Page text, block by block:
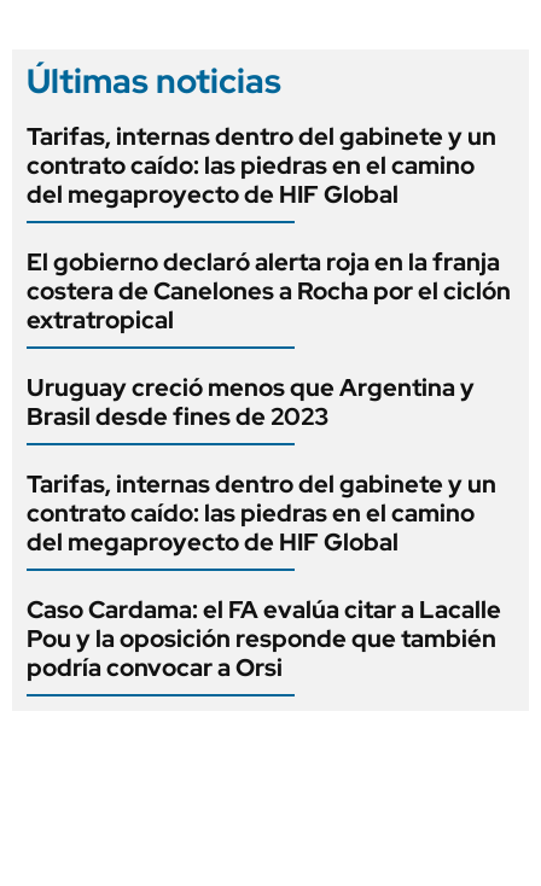
Últimas noticias
Tarifas, internas dentro del gabinete y un
contrato caído: las piedras en el camino
del megaproyecto de HIF Global
El gobierno declaró alerta roja en la franja
costera de Canelones a Rocha por el ciclón
extratropical
Uruguay creció menos que Argentina y
Brasil desde fines de 2023
Tarifas, internas dentro del gabinete y un
contrato caído: las piedras en el camino
del megaproyecto de HIF Global
Caso Cardama: el FA evalúa citar a Lacalle
Pou y la oposición responde que también
podría convocar a Orsi